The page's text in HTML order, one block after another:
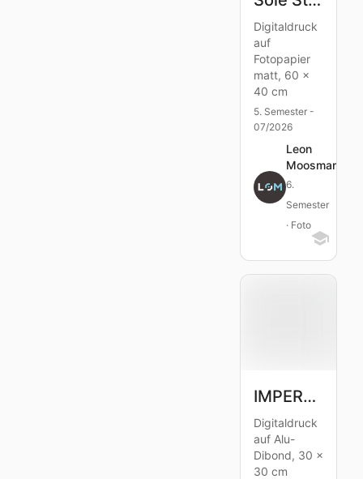
Digitaldruck
auf
Fotopapier
matt, 60 x
40 cm
5. Semester -
07/2026
Leon
Moosmann
6.
Semester
· Foto
IMPERFEKTION IN PERFEKTION
Digitaldruck
auf Alu-
Dibond, 30 x
30 cm